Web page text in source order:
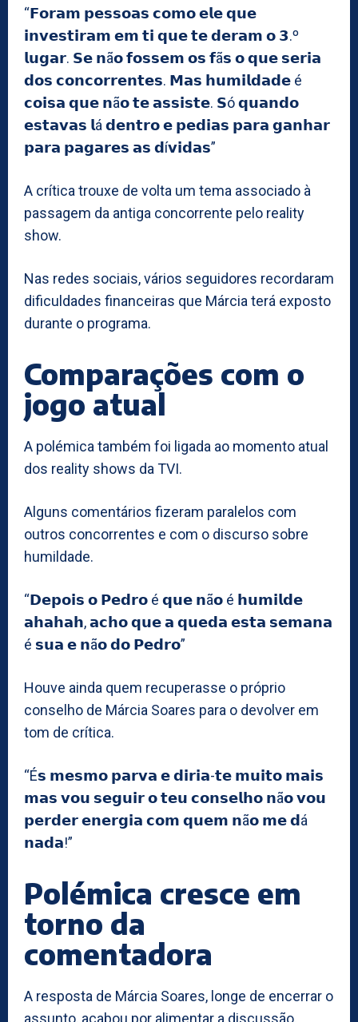
“𝗙𝗼𝗿𝗮𝗺 𝗽𝗲𝘀𝘀𝗼𝗮𝘀 𝗰𝗼𝗺𝗼 𝗲𝗹𝗲 𝗾𝘂𝗲
𝗶𝗻𝘃𝗲𝘀𝘁𝗶𝗿𝗮𝗺 𝗲𝗺 𝘁𝗶 𝗾𝘂𝗲 𝘁𝗲 𝗱𝗲𝗿𝗮𝗺 𝗼 𝟯.º
𝗹𝘂𝗴𝗮𝗿. 𝗦𝗲 𝗻ã𝗼 𝗳𝗼𝘀𝘀𝗲𝗺 𝗼𝘀 𝗳ã𝘀 𝗼 𝗾𝘂𝗲 𝘀𝗲𝗿𝗶𝗮
𝗱𝗼𝘀 𝗰𝗼𝗻𝗰𝗼𝗿𝗿𝗲𝗻𝘁𝗲𝘀. 𝗠𝗮𝘀 𝗵𝘂𝗺𝗶𝗹𝗱𝗮𝗱𝗲 é
𝗰𝗼𝗶𝘀𝗮 𝗾𝘂𝗲 𝗻ã𝗼 𝘁𝗲 𝗮𝘀𝘀𝗶𝘀𝘁𝗲. 𝗦ó 𝗾𝘂𝗮𝗻𝗱𝗼
𝗲𝘀𝘁𝗮𝘃𝗮𝘀 𝗹á 𝗱𝗲𝗻𝘁𝗿𝗼 𝗲 𝗽𝗲𝗱𝗶𝗮𝘀 𝗽𝗮𝗿𝗮 𝗴𝗮𝗻𝗵𝗮𝗿
𝗽𝗮𝗿𝗮 𝗽𝗮𝗴𝗮𝗿𝗲𝘀 𝗮𝘀 𝗱í𝘃𝗶𝗱𝗮𝘀”
A crítica trouxe de volta um tema associado à
passagem da antiga concorrente pelo reality
show.
Nas redes sociais, vários seguidores recordaram
dificuldades financeiras que Márcia terá exposto
durante o programa.
Comparações com o
jogo atual
A polémica também foi ligada ao momento atual
dos reality shows da TVI.
Alguns comentários fizeram paralelos com
outros concorrentes e com o discurso sobre
humildade.
“𝗗𝗲𝗽𝗼𝗶𝘀 𝗼 𝗣𝗲𝗱𝗿𝗼 é 𝗾𝘂𝗲 𝗻ã𝗼 é 𝗵𝘂𝗺𝗶𝗹𝗱𝗲
𝗮𝗵𝗮𝗵𝗮𝗵, 𝗮𝗰𝗵𝗼 𝗾𝘂𝗲 𝗮 𝗾𝘂𝗲𝗱𝗮 𝗲𝘀𝘁𝗮 𝘀𝗲𝗺𝗮𝗻𝗮
é 𝘀𝘂𝗮 𝗲 𝗻ã𝗼 𝗱𝗼 𝗣𝗲𝗱𝗿𝗼”
Houve ainda quem recuperasse o próprio
conselho de Márcia Soares para o devolver em
tom de crítica.
“É𝘀 𝗺𝗲𝘀𝗺𝗼 𝗽𝗮𝗿𝘃𝗮 𝗲 𝗱𝗶𝗿𝗶𝗮-𝘁𝗲 𝗺𝘂𝗶𝘁𝗼 𝗺𝗮𝗶𝘀
𝗺𝗮𝘀 𝘃𝗼𝘂 𝘀𝗲𝗴𝘂𝗶𝗿 𝗼 𝘁𝗲𝘂 𝗰𝗼𝗻𝘀𝗲𝗹𝗵𝗼 𝗻ã𝗼 𝘃𝗼𝘂
𝗽𝗲𝗿𝗱𝗲𝗿 𝗲𝗻𝗲𝗿𝗴𝗶𝗮 𝗰𝗼𝗺 𝗾𝘂𝗲𝗺 𝗻ã𝗼 𝗺𝗲 𝗱á
𝗻𝗮𝗱𝗮!”
Polémica cresce em
torno da
comentadora
A resposta de Márcia Soares, longe de encerrar o
assunto, acabou por alimentar a discussão.